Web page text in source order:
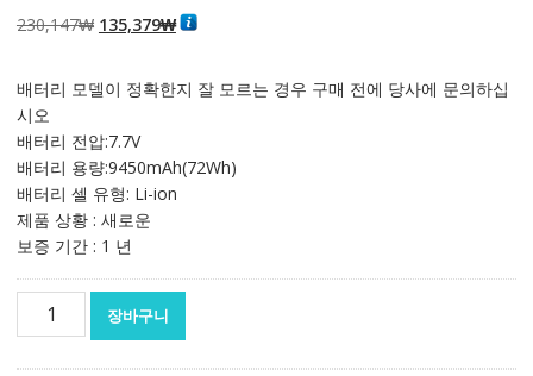
230,147₩ 원
격:
135,379₩현
격:
배터리 모델이 정확한지 잘 모르는 경우 구매 전에 당사에 문의하십
시오
배터리 전압:7.7V
배터리 용량:9450mAh(72Wh)
배터리 셀 유형: Li-ion
제품 상황 : 새로운
보증 기간 : 1 년
장바구니